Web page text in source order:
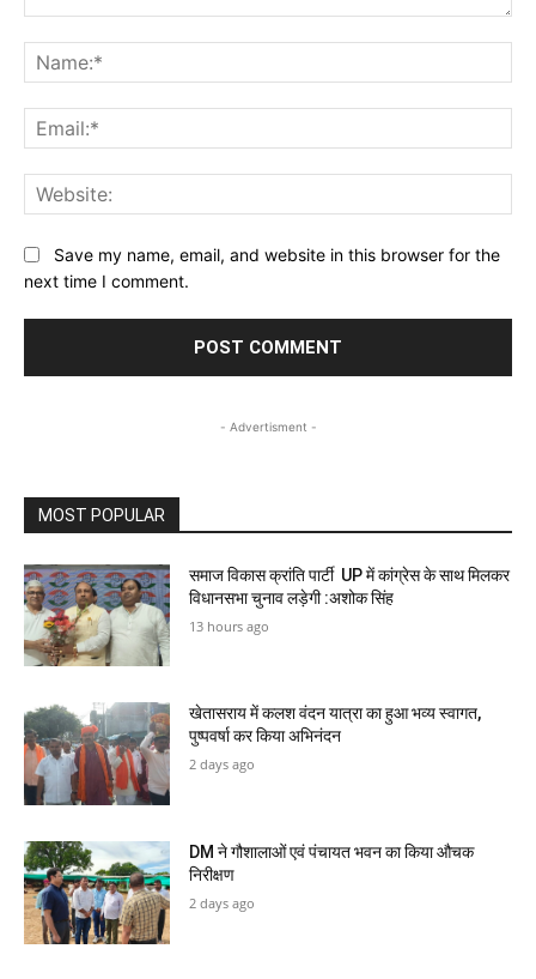
Save my name, email, and website in this browser for the
next time I comment.
- Advertisment -
MOST POPULAR
समाज विकास क्रांति पार्टी UP में कांग्रेस के साथ मिलकर
विधानसभा चुनाव लड़ेगी :अशोक सिंह
13 hours ago
खेतासराय में कलश वंदन यात्रा का हुआ भव्य स्वागत,
पुष्पवर्षा कर किया अभिनंदन
2 days ago
DM ने गौशालाओं एवं पंचायत भवन का किया औचक
निरीक्षण
2 days ago